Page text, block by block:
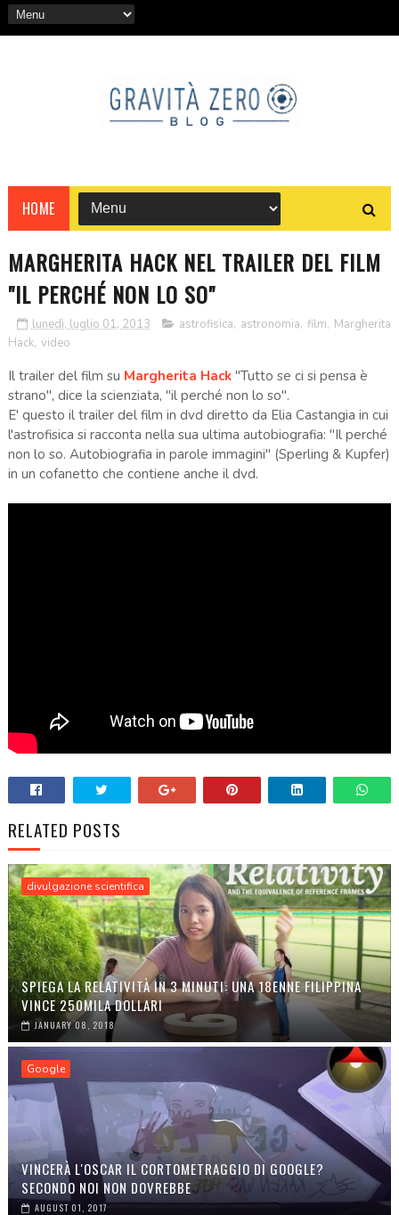
HOME
MARGHERITA HACK NEL TRAILER DEL FILM
"IL PERCHÉ NON LO SO"
lunedì, luglio 01, 2013 astrofisica, astronomia, film, Margherita
Hack, video
Il trailer del film su Margherita Hack"Tutto se ci si pensa è
strano", dice la scienziata, "il perché non lo so".
E' questo il trailer del film in dvd diretto da Elia Castangia in cui
l'astrofisica si racconta nella sua ultima autobiografia: "Il perché
non lo so. Autobiografia in parole immagini" (Sperling & Kupfer)
in un cofanetto che contiene anche il dvd.
RELATED POSTS
divulgazione scientifica
SPIEGA LA RELATIVITÀ IN 3 MINUTI: UNA 18ENNE FILIPPINA
VINCE 250MILA DOLLARI
JANUARY 08, 2018
Google
VINCERÀ L'OSCAR IL CORTOMETRAGGIO DI GOOGLE?
SECONDO NOI NON DOVREBBE
AUGUST 01, 2017